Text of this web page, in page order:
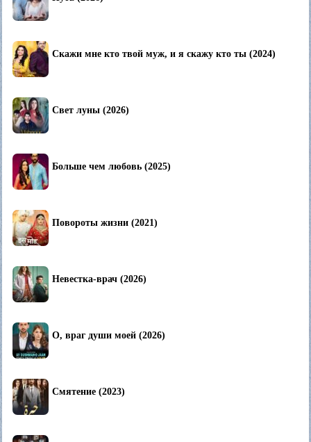
Скажи мне кто твой муж, и я скажу кто ты (2024)
Свет луны (2026)
Больше чем любовь (2025)
Повороты жизни (2021)
Невестка-врач (2026)
О, враг души моей (2026)
Смятение (2023)